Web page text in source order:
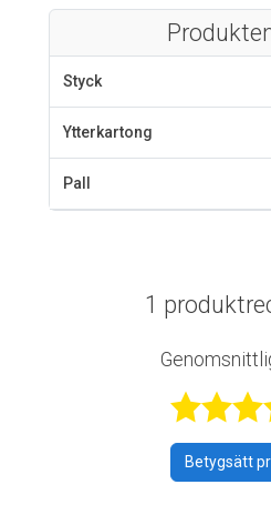
Styck
Ytterkartong
Pall
1
Betygsätt